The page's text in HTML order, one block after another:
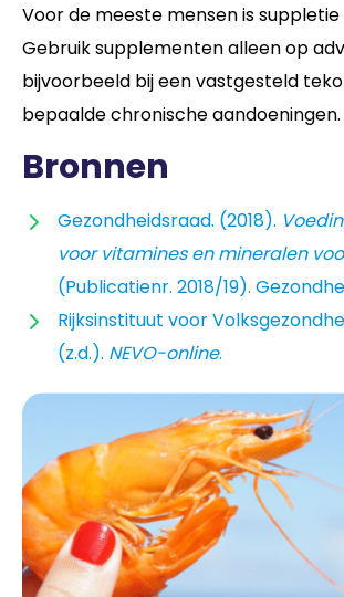
Voor de meeste mensen is suppletie
Gebruik supplementen alleen op
bijvoorbeeld bij een vastgesteld
bepaalde chronische aandoeningen.
Bronnen
Gezondheidsraad. (2018).
voor vitamines en mineralen
(Publicatienr. 2018/19).
Rijksinstituut voor
(z.d.). NEVO-online.